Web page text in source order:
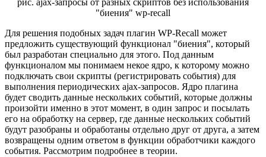
рис. ajax-запросы от разных скриптов без использования
"биения" wp-recall
Для решения подобных задач плагин WP-Recall может
предложить существующий функционал "биения", который
был разработан специально для этого. Под данным
функционалом мы понимаем некое ядро, к которому можно
подключать свои скрипты (регистрировать события) для
выполнения периодических ajax-запросов. Ядро плагина
будет сводить данные нескольких событий, которые должны
произойти именно в этот момент, в один запрос и посылать
его на обработку на сервер, где данные нескольких событий
будут разобраны и обработаны отдельно друг от друга, а затем
возвращены одним ответом в функции обработчики каждого
события. Рассмотрим подробнее в теории.